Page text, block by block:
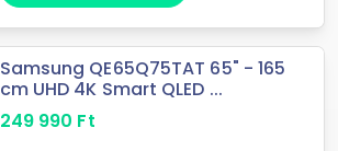
Samsung QE65Q75TAT 65" - 165
cm UHD 4K Smart QLED ...
249 990 Ft